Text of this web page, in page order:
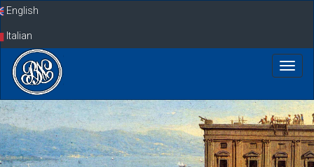
SkipEnglish
Italian